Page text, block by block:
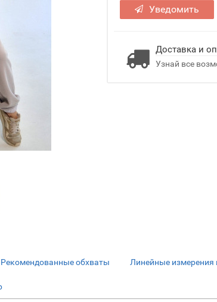
Уведомить
Доставка и
Узнай все
Рекомендованные обхваты Линейные измерения